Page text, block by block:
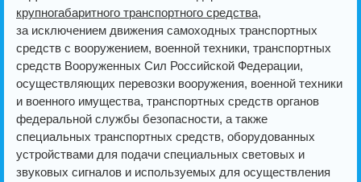
крупногабаритного транспортного средства,
за исключением движения самоходных транспортных
средств с вооружением, военной техники, транспортных
средств Вооруженных Сил Российской Федерации,
осуществляющих перевозки вооружения, военной техники
и военного имущества, транспортных средств органов
федеральной службы безопасности, а также
специальных транспортных средств, оборудованных
устройствами для подачи специальных световых и
звуковых сигналов и используемых для осуществления